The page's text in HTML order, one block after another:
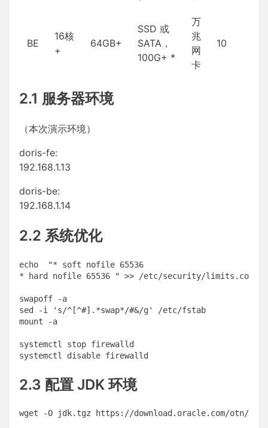
BE
16核
+
64GB+
SSD 或
SATA，
100G+ *
万
兆
网
卡
10
2.1 服务器环境
（本次演示环境）
doris-fe:
192.168.1.13
doris-be:
192.168.1.14
2.2 系统优化
echo  "* soft nofile 65536
* hard nofile 65536 " >> /etc/security/limits.conf
swapoff -a
sed -i 's/^[^#].*swap*/#&/g' /etc/fstab
mount -a
systemctl stop firewalld
2.3 配置 JDK 环境
wget -O jdk.tgz https://download.oracle.com/otn/java/